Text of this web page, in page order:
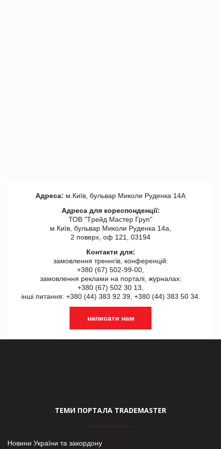
Адреса: м.Київ, бульвар Миколи Руденка 14А
Адреса для кореспонденції:
ТОВ "Tрейд Мастер Груп"
м.Київ, бульвар Миколи Руденка 14а,
2 поверх, оф 121, 03194
Контакти для:
замовлення треннгів, конференцій:
+380 (67) 502-99-00,
замовлення реклами на порталі, журналах:
+380 (67) 502 30 13,
інші питання: +380 (44) 383 92 39, +380 (44) 383 50 34.
написати нам
ТЕМИ ПОРТАЛА TRADEMASTER
Новини України та закордону